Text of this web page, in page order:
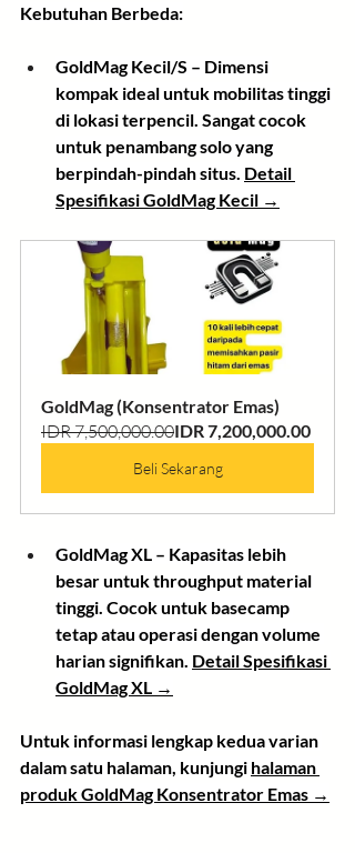
Kebutuhan Berbeda:
GoldMag Kecil/S – Dimensi
kompak ideal untuk mobilitas tinggi
di lokasi terpencil. Sangat cocok
untuk penambang solo yang
berpindah-pindah situs. Detail
Spesifikasi GoldMag Kecil →
GoldMag (Konsentrator Emas)
IDR 7,500,000.00IDR 7,200,000.00
Beli Sekarang
GoldMag XL – Kapasitas lebih
besar untuk throughput material
tinggi. Cocok untuk basecamp
tetap atau operasi dengan volume
harian signifikan. Detail Spesifikasi
GoldMag XL →
Untuk informasi lengkap kedua varian
dalam satu halaman, kunjungi halaman
produk GoldMag Konsentrator Emas →